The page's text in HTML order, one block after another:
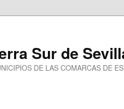
Sur de
DE LAS COMARCAS DE